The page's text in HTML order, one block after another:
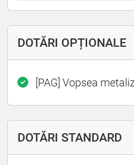
DOTĂRI OPȚIONALE
[PAG] Vopsea
DOTĂRI STANDARD